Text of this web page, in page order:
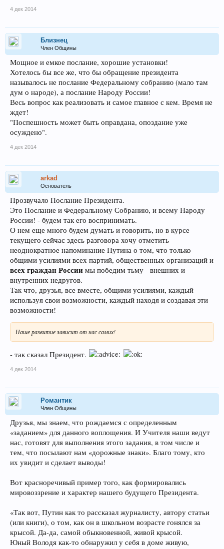
4 дек 2014
Близнец
Член Общины
Мощное и емкое послание, хорошие установки!
Хотелось бы все же, что бы обращение президента
называлось не послание Федеральному собранию (мало там
дум о народе), а послание Народу России!
Весь вопрос как реализовать и самое главное с кем. Время не
ждет!
"Поспешность может быть оправдана, опоздание уже
осуждено".
4 дек 2014
arkad
Основатель
Прозвучало Послание Президента.
Это Послание и Федеральному Собранию, и всему Народу
России! - будем так его воспринимать.
О нем еще много будем думать и говорить, но в курсе
текущего сейчас здесь разговора хочу отметить
неоднократное напоминание Путина о том, что только
общими усилиями всех партий, общественных организаций и
всех граждан России мы победим тьму - внешних и
внутренних недругов.
Так что, друзья, все вместе, общими усилиями, каждый
используя свои возможности, каждый находя и создавая эти
возможности!
Наше развитие зависит от нас самих!
- так сказал Президент.
4 дек 2014
Романтик
Член Общины
Друзья, мы знаем, что рождаемся с определенным
«заданием» для данного воплощения. И Учителя наши ведут
нас, готовят для выполнения этого задания, в том числе и
тем, что посылают нам «дорожные знаки». Благо тому, кто
их увидит и сделает выводы!
Вот красноречивый пример того, как формировались
мировоззрение и характер нашего будущего Президента.
«Так вот, Путин как то рассказал журналисту, автору статьи
(или книги), о том, как он в школьном возрасте гонялся за
крысой. Да-да, самой обыкновенной, живой крысой.
Юный Володя как-то обнаружил у себя в доме живую,